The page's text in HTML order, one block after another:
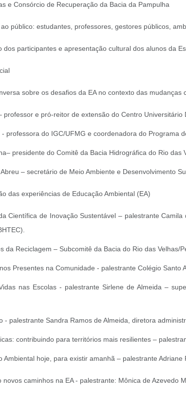
e Consórcio de Recuperação da Bacia da Pampulha
público: estudantes, professores, gestores públicos,
dos participantes e apresentação cultural dos alunos da
sobre os desafios da EA no contexto das mudanças
professor e pró-reitor de extensão do Centro
professora do IGC/UFMG e coordenadora do Programa
presidente do Comitê da Bacia Hidrográfica do Rio das
– secretário de Meio Ambiente e Desenvolvimento
das experiências de Educação Ambiental (EA)
Científica de Inovação Sustentável – palestrante
da Reciclagem – Subcomitê da Bacia do Rio das
Presentes na Comunidade - palestrante Colégio Santo
nas Escolas - palestrante Sirlene de Almeida –
- palestrante Sandra Ramos de Almeida, diretora
contribuindo para territórios mais resilientes –
Ambiental hoje, para existir amanhã – palestrante
caminhos na EA - palestrante: Mônica de Azevedo